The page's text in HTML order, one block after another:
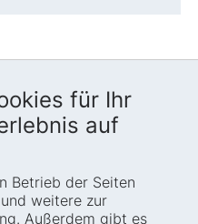
für Ihr
auf
Betrieb der Seiten
weitere zur
Außerdem gibt es